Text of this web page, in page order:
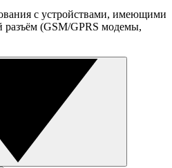
с устройствами, имеющими
разъём (GSM/GPRS модемы,